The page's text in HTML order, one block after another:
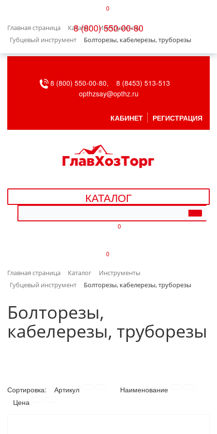
0
8 (800) 550-00-80
Главная страница Каталог
Инструменты
Губцевый инструмент
Болторезы, кабелерезы, труборезы
БЫТОВАЯ ТЕХНИКА
ВЕНТИЛЯЦИЯ
ДАЧА, САД И ОГОРОД
ДЕТСКИЕ ТОВАРЫ
ИНТЕРЬЕР
КЛИМАТИЧЕСКАЯ ТЕХНИКА
НАСОСНОЕ ОБОРУДОВАНИЕ
8 (800) 550-00-80,
8 (8453) 513-513
opthzsay@opthz.ru
КАБИНЕТ РЕГИСТРАЦИЯ
КАТАЛОГ
0
0
Главная страница Каталог
Инструменты
Губцевый инструмент
Болторезы, кабелерезы, труборезы
Болторезы,
кабелерезы, труборезы
Сортировка: Артикул
Наименование
Цена